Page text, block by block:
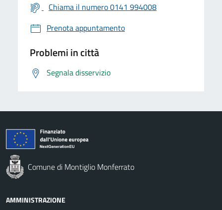
Chiama il numero 0141 994008
Prenota appuntamento
Problemi in città
Segnala disservizio
Comune di Montiglio Monferrato
AMMINISTRAZIONE